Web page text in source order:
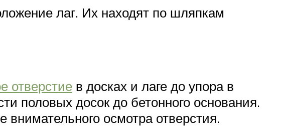
лаг. Их находят по шляпкам
отверстие в досках и лаге до упора в
половых досок до бетонного основания.
осмотра отверстия.